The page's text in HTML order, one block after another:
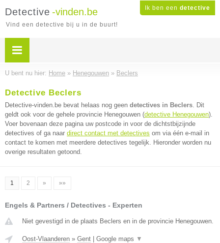
Ik ben een detective
Detective -vinden.be
Vind een detective bij u in de buurt!
U bent nu hier: Home » Henegouwen » Beclers
Detective Beclers
Detective-vinden.be bevat helaas nog geen detectives in Beclers. Dit
geldt ook voor de gehele provincie Henegouwen (detective Henegouwen).
Voer bovenaan deze pagina uw postcode in voor de dichtstbijzijnde
detectives of ga naar direct contact met detectives om via één e-mail in
contact te komen met meerdere detectives tegelijk. Hieronder worden nu
overige resultaten getoond.
1 2 » »»
Engels & Partners / Detectives - Experten
Niet gevestigd in de plaats Beclers en in de provincie Henegouwen.
Oost-Vlaanderen » Gent Google maps ▼